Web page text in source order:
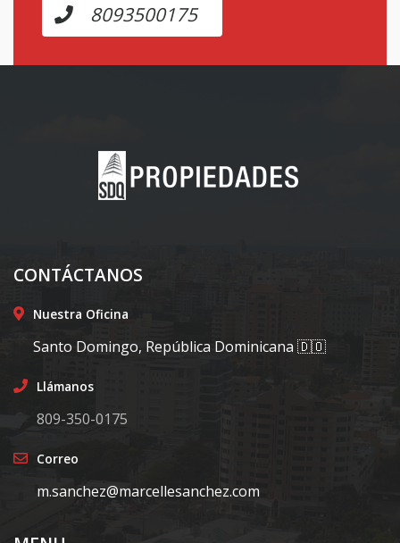
8093500175
CONTÁCTANOS
Nuestra Oficina
Santo Domingo, República Dominicana 🇩🇴
Llámanos
809-350-0175
Correo
m.sanchez@marcellesanchez.com